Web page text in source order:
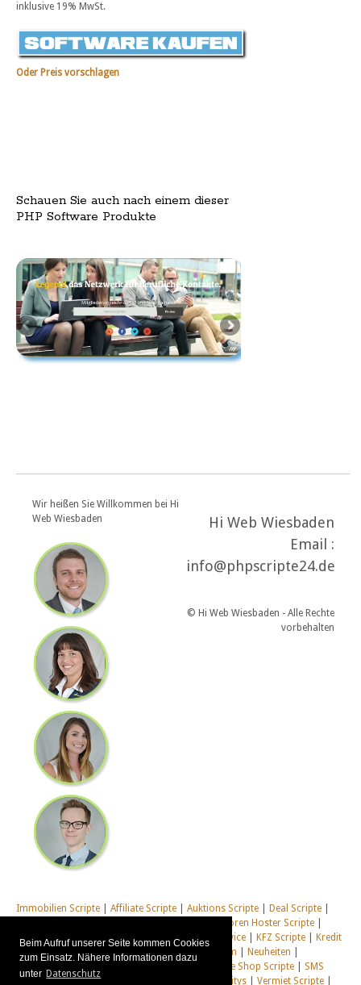
Beim Aufruf unserer Seite kommen Cookies
zum Einsatz. Nähere Informationen dazu
unter Datenschutz
inklusive 19% MwSt.
Oder Preis vorschlagen
Schauen Sie auch nach einem dieser
PHP Software Produkte
Wir heißen Sie Willkommen bei Hi
Web Wiesbaden
Hi Web Wiesbaden
Email :
info@phpscripte24.de
© Hi Web Wiesbaden - Alle Rechte
vorbehalten
Immobilien Scripte Affiliate Scripte Auktions Scripte Deal Scripte
Foren Hoster Scripte
Homepage Generator Scripte
Installations Service KFZ Scripte
Kredit
Scripte| Management Scripte| Multi Web System Neuheiten
Newsletter Scripte
Shop & Live Shop Scripte
SMS
Scripte|Social Communitys Tausch Communitys Vermiet Scripte